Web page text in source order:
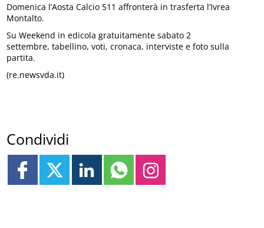
Domenica l’Aosta Calcio 511 affronterà in trasferta l’Ivrea
Montalto.
Su Weekend in edicola gratuitamente sabato 2
settembre, tabellino, voti, cronaca, interviste e foto sulla
partita.
(re.newsvda.it)
Condividi